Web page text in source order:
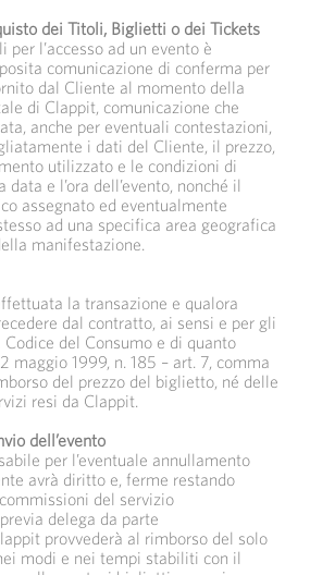
dei Titoli, Biglietti o dei Tickets
l’accesso ad un evento è
comunicazione di conferma per
dal Cliente al momento della
di Clappit, comunicazione che
anche per eventuali contestazioni,
i dati del Cliente, il prezzo,
utilizzato e le condizioni di
e l’ora dell’evento, nonché il
assegnato ed eventualmente
ad una specifica area geografica
manifestazione.
la transazione e qualora
dal contratto, ai sensi e per gli
del Consumo e di quanto
maggio 1999, n. 185 – art. 7, comma
del prezzo del biglietto, né delle
resi da Clappit.
dell’evento
per l’eventuale annullamento
avrà diritto e, ferme restando
del servizio
delega da parte
provvederà al rimborso del solo
modi e nei tempi stabiliti con il